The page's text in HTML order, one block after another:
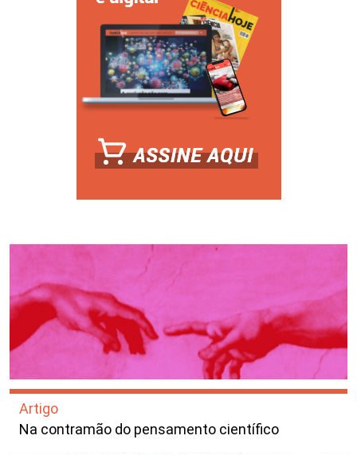
Artigo
Na contramão do pensamento científico